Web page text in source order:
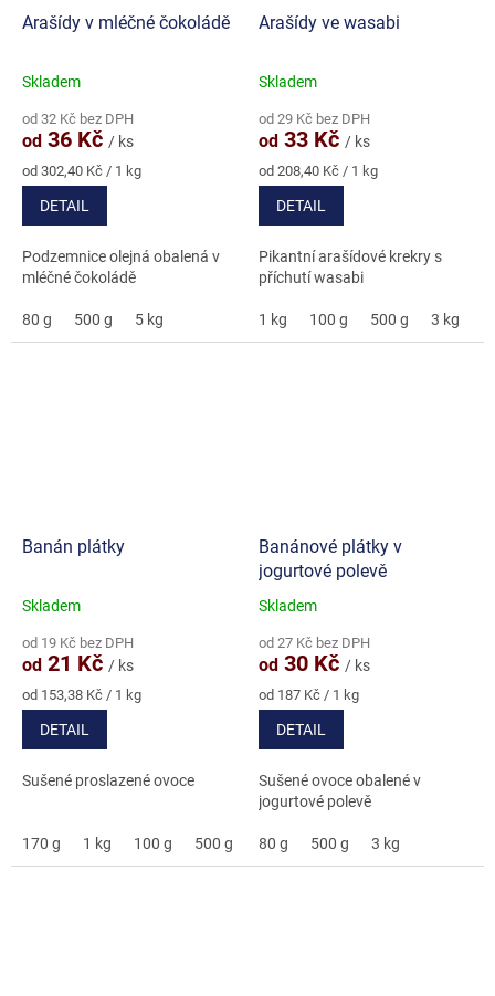
Arašídy v mléčné čokoládě
Průměrné
produktu
je
5,0
z
hvězdiček.
Skladem
od 32 Kč bez DPH
od 36 Kč / ks
Měrná
cena:
od 302,40 Kč / 1 kg
DETAIL
Podzemnice olejná obalená v
mléčné čokoládě
80 g 500 g 5 kg
Arašídy ve wasabi
Průměrné
produktu
je
4,3
z
hvězdiček.
Skladem
od 29 Kč bez DPH
od 33 Kč / ks
Měrná
cena:
od 208,40 Kč / 1 kg
DETAIL
Pikantní arašídové krekry s
příchutí wasabi
1 kg 100 g 500 g 3 kg
Banán plátky
Průměrné
produktu
je
5,0
z
hvězdiček.
Skladem
od 19 Kč bez DPH
od 21 Kč / ks
Měrná
cena:
od 153,38 Kč / 1 kg
DETAIL
Sušené proslazené ovoce
170 g 1 kg 100 g 500 g 3 kg 6,8 kg
Banánové plátky v
jogurtové polevě
Průměrné
produktu
je
5,0
z
hvězdiček.
Skladem
od 27 Kč bez DPH
od 30 Kč / ks
Měrná
cena:
od 187 Kč / 1 kg
DETAIL
Sušené ovoce obalené v
jogurtové polevě
80 g 500 g 3 kg